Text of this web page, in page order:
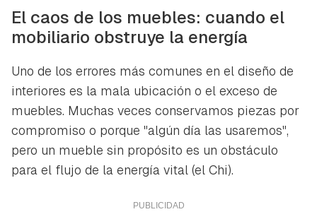
El caos de los muebles: cuando el
mobiliario obstruye la energía
Uno de los errores más comunes en el diseño de
interiores es la mala ubicación o el exceso de
muebles. Muchas veces conservamos piezas por
compromiso o porque "algún día las usaremos",
pero un mueble sin propósito es un obstáculo
para el flujo de la energía vital (el Chi).